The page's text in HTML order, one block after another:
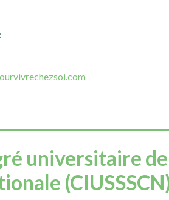
universitaire de